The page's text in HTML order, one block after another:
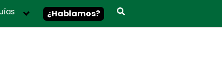
¿Hablamos?